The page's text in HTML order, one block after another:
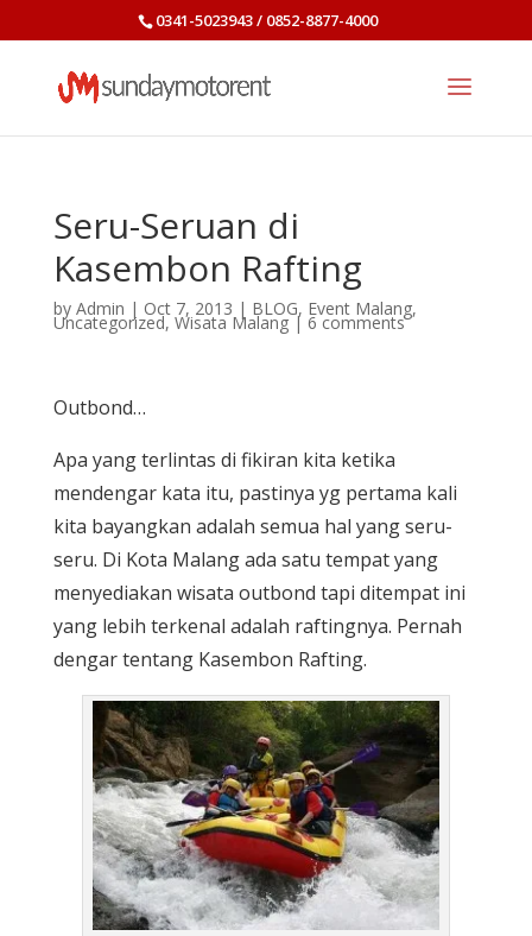
0341-5023943 / 0852-8877-4000
Seru-Seruan di
Kasembon Rafting
by Admin | Oct 7, 2013 | BLOG, Event Malang,
Uncategorized,Wisata Malang| 6 comments
Outbond…
Apa yang terlintas di fikiran kita ketika
mendengar kata itu, pastinya yg pertama kali
kita bayangkan adalah semua hal yang seru-
seru. Di Kota Malang ada satu tempat yang
menyediakan wisata outbond tapi ditempat ini
yang lebih terkenal adalah raftingnya. Pernah
dengar tentang Kasembon Rafting.